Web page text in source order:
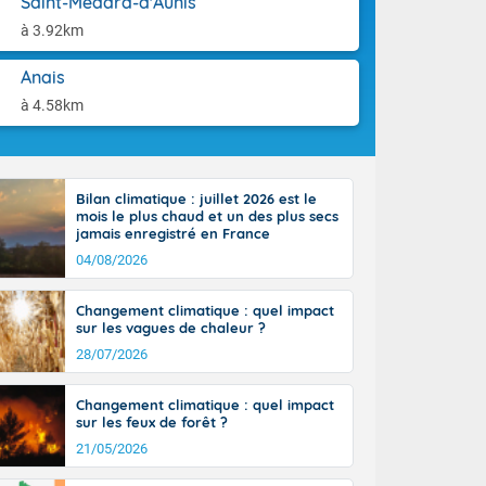
à 3.92km
Anais
à 4.58km
l'après-
14
il fait
30 à 35
Bilan climatique : juillet 2026 est le
mois le plus chaud et un des plus secs
jamais enregistré en France
04/08/2026
Changement climatique : quel impact
sur les vagues de chaleur ?
28/07/2026
Changement climatique : quel impact
sur les feux de forêt ?
21/05/2026